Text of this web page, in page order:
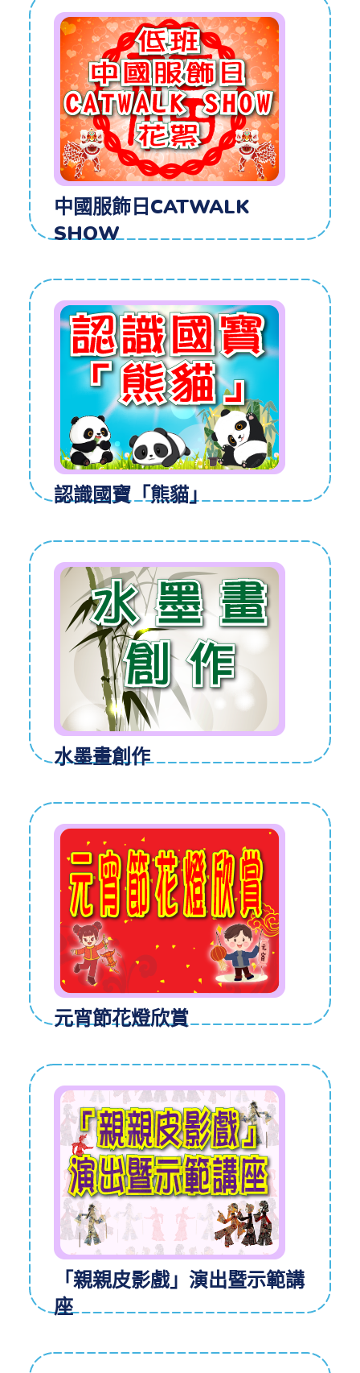
中國服飾日CATWALK
SHOW
認識國寶「熊貓」
水墨畫創作
元宵節花燈欣賞
「親親皮影戲」演出暨示範講
座